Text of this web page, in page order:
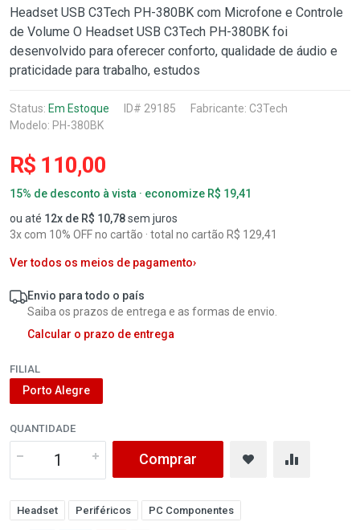
Headset USB C3Tech PH-380BK com Microfone e Controle
de Volume O Headset USB C3Tech PH-380BK foi
desenvolvido para oferecer conforto, qualidade de áudio e
praticidade para trabalho, estudos
Status: Em Estoque ID# 29185 Fabricante: C3Tech
Modelo: PH-380BK
R$ 110,00
15% de desconto à vista · economize R$ 19,41
ou até 12x de R$ 10,78sem juros
3x com 10% OFF no cartão · total no cartão R$ 129,41
Ver todos os meios de pagamento›
Envio para todo o país
Saiba os prazos de entrega e as formas de envio.
Calcular o prazo de entrega
FILIAL
Porto Alegre
QUANTIDADE
Comprar
Headset Periféricos PC Componentes